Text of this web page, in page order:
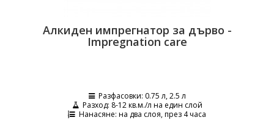
Алкиден импрегнатор за дърво -
Impregnation care
Разфасовки: 0.75 л, 2.5 л
Разход: 8-12 кв.м./л на един слой
Нанасяне: на два слоя, през 4 часа